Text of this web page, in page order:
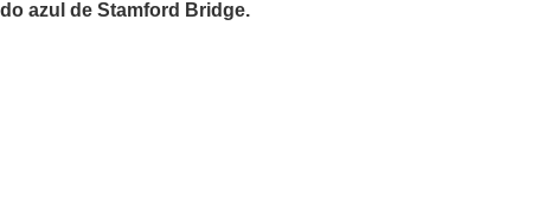
azul de Stamford Bridge.